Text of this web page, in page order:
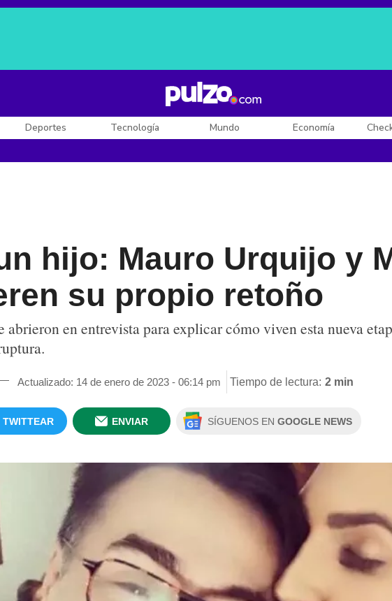
Posesión de De la Espriella
Deportes Tecnología Mundo Economía
hijo: Mauro Urquijo y
su propio retoño
en entrevista para explicar cómo viven esta nueva
Actualizado: 14 de enero de 2023 - 06:14 pm Tiempo de lectura: 2 min
TWITTEAR ENVIAR SÍGUENOS EN GOOGLE NEWS